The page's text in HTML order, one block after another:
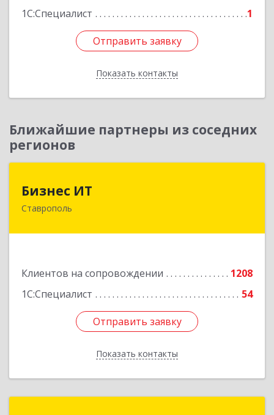
1С:Специалист
1
Отправить заявку
Показать контакты
Отправить заявку
Назад
Ближайшие партнеры из соседних
регионов
Бизнес ИТ
Ставрополь
Клиентов на сопровождении
1208
1С:Специалист
54
Отправить заявку
Показать контакты
355035, Ставропольский край, Ставрополь г, 1
Отправить заявку
Назад